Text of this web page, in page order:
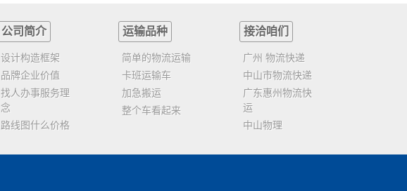
公司简介
设计构造框架
品牌企业价值
找人办事服务理
念
路线图什么价格
运输品种
简单的物流运输
卡班运输车
加急搬运
整个车看起来
接洽咱们
广州 物流快递
中山市物流快递
广东惠州物流快
运
中山物理